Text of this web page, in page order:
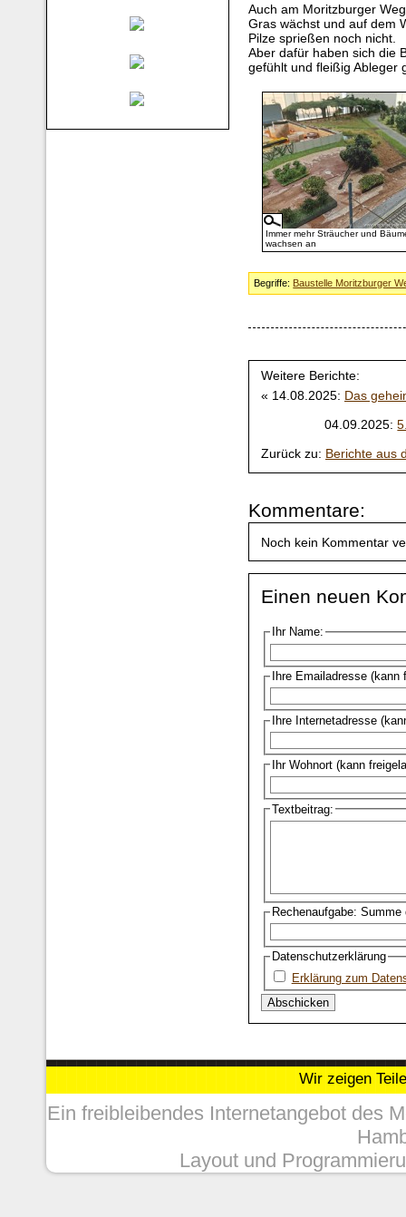
Auch am Moritzburger
Gras wächst und auf dem
Pilze sprießen noch nicht.
Aber dafür haben sich die
gefühlt und fleißig Ableger
Immer mehr Sträucher und
wachsen an
Begriffe: Baustelle Moritzburger
Weitere Berichte:
« 14.08.2025: Das
04.09.2025:
Zurück zu: Berichte aus
Kommentare:
Noch kein Kommentar
Einen neuen
Ihr Name:
Ihre Emailadresse
Ihre Internetadresse
Ihr Wohnort (kann
Textbeitrag:
Rechenaufgabe:
Datenschutzerklärung
Erklärung zum
Wir zeigen
Ein freibleibendes Internetangebot des
Layout und